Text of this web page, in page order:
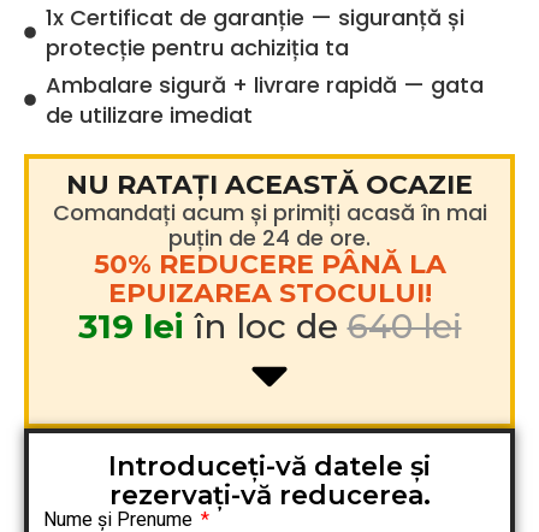
1x Certificat de garanție — siguranță și
protecție pentru achiziția ta
Ambalare sigură + livrare rapidă — gata
de utilizare imediat
NU RATAȚI ACEASTĂ OCAZIE
Comandați acum și primiți acasă în mai
puțin de 24 de ore.
50% REDUCERE PÂNĂ LA
EPUIZAREA STOCULUI!
319 lei în loc de640 lei
Introduceți-vă datele și
rezervați-vă reducerea.
Nume și Prenume